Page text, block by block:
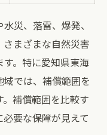
災、落雷、爆発、
まざまな自然災害
。特に愛知県東海
では、補償範囲を
補償範囲を比較す
要な保障が見えて